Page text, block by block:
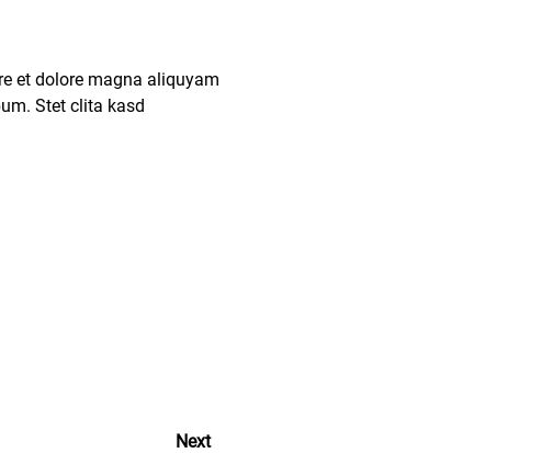
et dolore magna aliquyam
Stet clita kasd
Next